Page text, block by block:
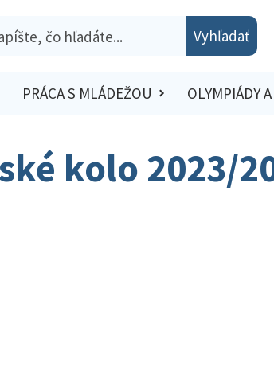
Vyhľadať
PRÁCA S MLÁDEŽOU OLYMPIÁDY
kolo 2023/